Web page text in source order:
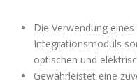
Die Verwendung
Integrationsmoduls
optischen und
Gewährleistet eine